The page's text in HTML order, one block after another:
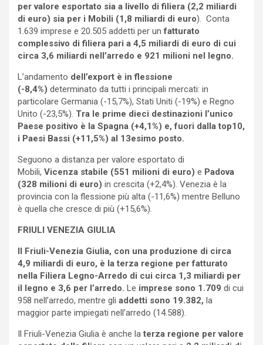
per valore esportato sia a livello di filiera (2,2 miliardi
di euro) sia per i Mobili (1,8 miliardi di euro). Conta
1.639 imprese e 20.505 addetti per unfatturato
complessivo di filiera pari a 4,5 miliardi di euro di cui
circa 3,6 miliardi nell’arredo e 921 milioni nel legno.
L’andamento dell’export è in flessione
(-8,4%) determinato da tutti i principali mercati: in
particolare Germania (-15,7%), Stati Uniti (-19%) e Regno
Unito (-23,5%). Tra le prime dieci destinazioni l’unico
Paese positivo è la Spagna (+4,1%) e, fuori dalla top10,
i Paesi Bassi (+11,5%) al 13esimo posto.
Seguono a distanza per valore esportato di
Mobili, Vicenza stabile (551 milioni di euro) e Padova
(328 milioni di euro) in crescita (+2,4%). Venezia è la
provincia con la flessione più alta (-11,6%) mentre Belluno
è quella che cresce di più (+15,6%).
FRIULI VENEZIA GIULIA
Il Friuli-Venezia Giulia, con una produzione di circa
4,9 miliardi di euro, è la terza regione per fatturato
nella Filiera Legno-Arredo di cui circa 1,3 miliardi per
il legno e 3,6 per l’arredo. Le imprese sono 1.709 di cui
958 nell’arredo, mentre gli addetti sono 19.382, la
maggior parte impiegati nell’arredo (14.588).
Il Friuli-Venezia Giulia è anche laterza regione per valore